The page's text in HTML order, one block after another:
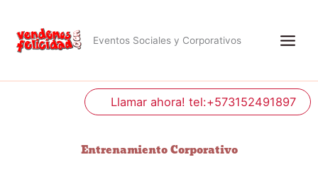
contenido
Eventos Sociales y Corporativos
Llamar ahora! tel:+573152491897
Entrenamiento Corporativo